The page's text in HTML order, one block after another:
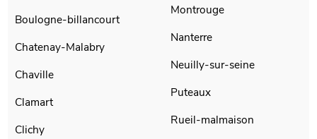
Boulogne-billancourt
Chatenay-Malabry
Chaville
Clamart
Clichy
Montrouge
Nanterre
Neuilly-sur-seine
Puteaux
Rueil-malmaison